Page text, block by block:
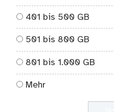
401 bis 500 GB
501 bis 800 GB
801 bis 1.000 GB
Mehr